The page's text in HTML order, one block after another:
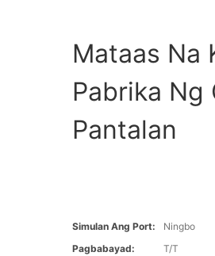
Mataas Na
Pabrika Ng
Pantalan
Simulan Ang Port:
Ningbo
Pagbabayad:
T/T